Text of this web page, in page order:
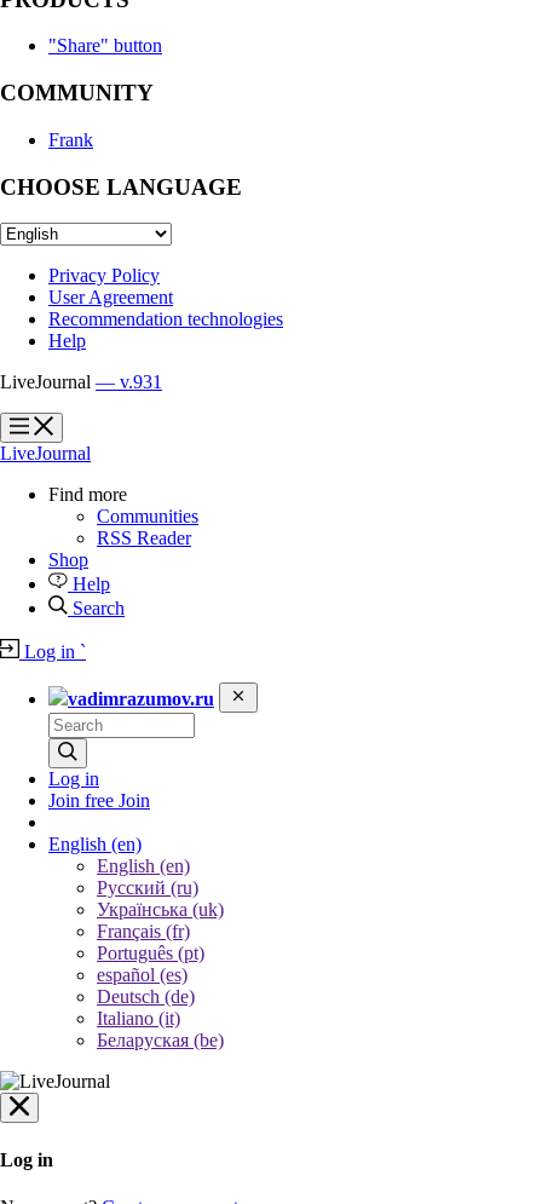
"Share" button
COMMUNITY
Frank
CHOOSE LANGUAGE
Privacy Policy
User Agreement
Recommendation technologies
Help
LiveJournal — v.931
?
?
LiveJournal
Find more
Communities
RSS Reader
Shop
Help
Search
Log in `
vadimrazumov.ru
Log in
Join free Join
English (en)
English (en)
Русский (ru)
Українська (uk)
Français (fr)
Português (pt)
español (es)
Deutsch (de)
Italiano (it)
Беларуская (be)
Log in